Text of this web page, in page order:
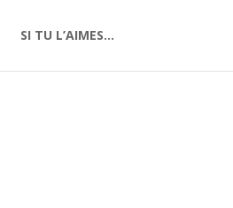
SI TU L’AIMES…